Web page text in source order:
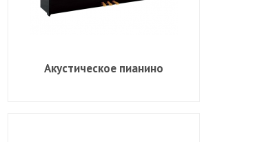
Акустическое пианино